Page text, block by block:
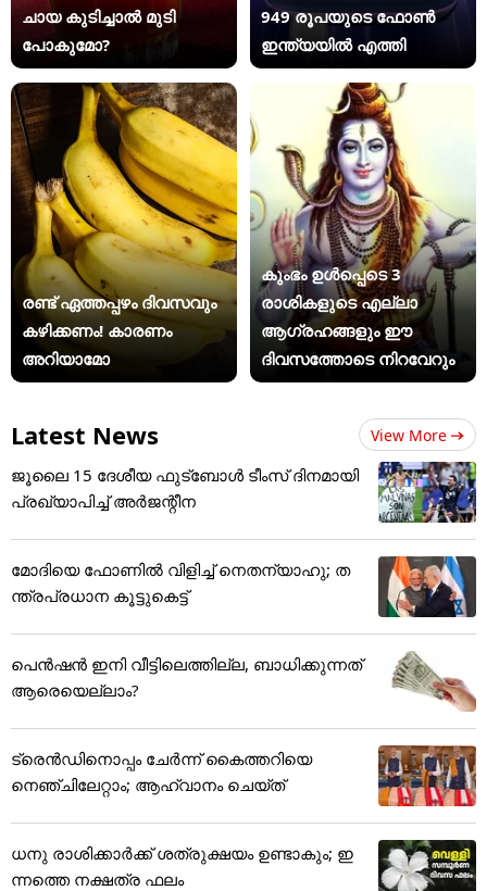
ചായ കുടിച്ചാൽ മുടി
പോകുമോ?
949 രൂപയുടെ ഫോൺ
ഇന്ത്യയിൽ എത്തി
രണ്ട് ഏത്തപ്പഴം ദിവസവും
കഴിക്കണം! കാരണം
അറിയാമോ
കുംഭം ഉൾപ്പെടെ 3
രാശികളുടെ എല്ലാ
ആഗ്രഹങ്ങളും ഈ
ദിവസത്തോടെ നിറവേറും
Latest News View More
ജൂ​ലൈ 15 ദേശീയ ഫുട്ബോൾ ടീംസ് ദിനമായി
പ്രഖ്യാപിച്ച് അ‌ർജന്റീന
മോദിയെ ഫോണിൽ വിളിച്ച് നെതന്യാഹു; ത
ന്ത്രപ്രധാന കൂട്ടുകെട്ട്
പെൻഷൻ ഇനി വീട്ടിലെത്തില്ല, ബാധിക്കുന്നത്
ആരെയെല്ലാം?
ട്രെന്‍ഡിനൊപ്പം ചേര്‍ന്ന് കൈത്തറിയെ
നെഞ്ചിലേറ്റാം; ആഹ്വാനം ചെയ്ത്
ധനു രാശിക്കാർക്ക് ശത്രുക്ഷയം ഉണ്ടാകും; ഇ
ന്നത്തെ നക്ഷത്ര ഫലം